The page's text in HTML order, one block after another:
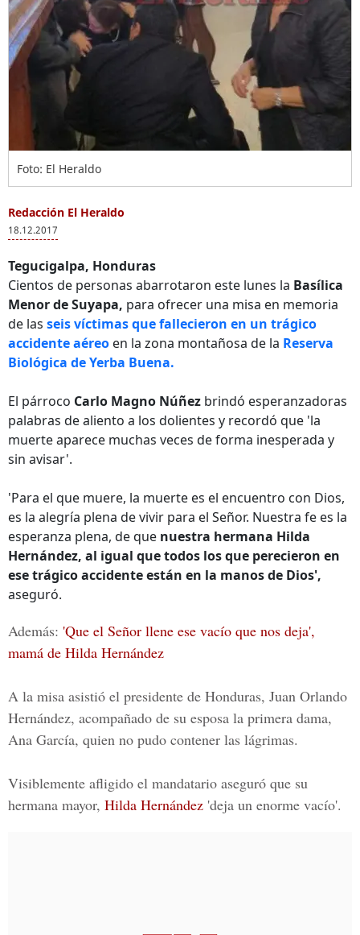
Foto: El Heraldo
Redacción El Heraldo
18.12.2017
Tegucigalpa, Honduras
Cientos de personas abarrotaron este lunes la Basílica
Menor de Suyapa, para ofrecer una misa en memoria
de las seis víctimas que fallecieron en un trágico
accidente aéreo en la zona montañosa de la Reserva
Biológica de Yerba Buena.
El párroco Carlo Magno Núñez brindó esperanzadoras
palabras de aliento a los dolientes y recordó que 'la
muerte aparece muchas veces de forma inesperada y
sin avisar'.
'Para el que muere, la muerte es el encuentro con Dios,
es la alegría plena de vivir para el Señor. Nuestra fe es la
esperanza plena, de que nuestra hermana Hilda
Hernández, al igual que todos los que perecieron en
ese trágico accidente están en la manos de Dios',
aseguró.
Además: 'Que el Señor llene ese vacío que nos deja',
mamá de Hilda Hernández
A la misa asistió el presidente de Honduras, Juan Orlando
Hernández, acompañado de su esposa la primera dama,
Ana García, quien no pudo contener las lágrimas.
Visiblemente afligido el mandatario aseguró que su
hermana mayor, Hilda Hernández 'deja un enorme vacío'.